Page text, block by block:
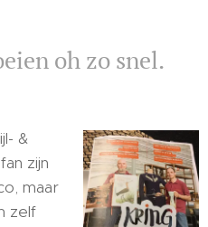
oh zo snel.
&
zijn
maar
zelf